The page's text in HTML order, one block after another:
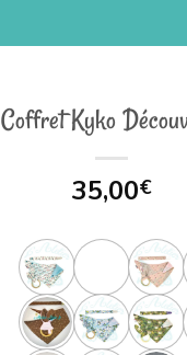
Coffret Kyko
35,00€